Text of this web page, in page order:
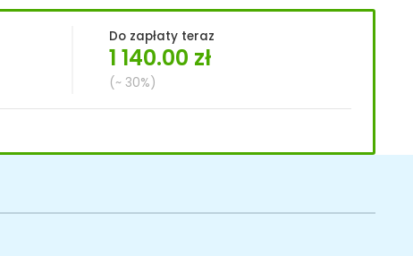
Do zapłaty teraz
1 140.00 zł
(~ 30%)